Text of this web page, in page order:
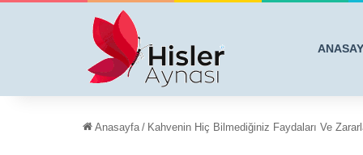
Anasayfa / Kahvenin Hiç Bilmediğiniz Faydaları Ve